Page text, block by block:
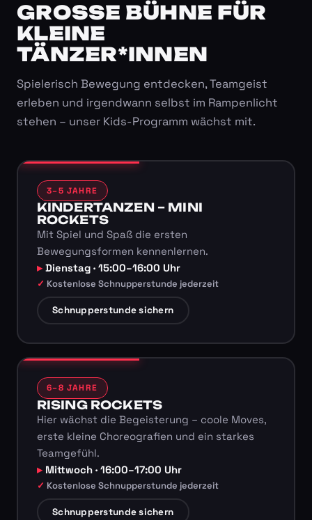
GROSSE BÜHNE FÜR K
LEINE T
ÄNZER*INNEN
Spielerisch Bewegung entdecken, Teamgeist
erleben und irgendwann selbst im Rampenlicht
stehen – unser Kids-Programm wächst mit.
3–5 JAHRE
KINDERTANZEN – MINI
ROCKETS
Mit Spiel und Spaß die ersten
Bewegungsformen kennenlernen.
Dienstag · 15:00–16:00 Uhr
Kostenlose Schnupperstunde jederzeit
Schnupperstunde sichern
6–8 JAHRE
RISING ROCKETS
Hier wächst die Begeisterung – coole Moves,
erste kleine Choreografien und ein starkes
Teamgefühl.
Mittwoch · 16:00–17:00 Uhr
Kostenlose Schnupperstunde jederzeit
Schnupperstunde sichern